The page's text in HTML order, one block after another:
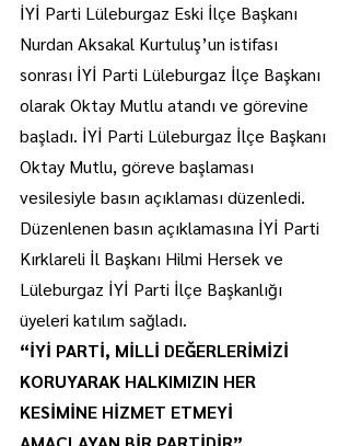
İYİ Parti Lüleburgaz Eski İlçe Başkanı
Nurdan Aksakal Kurtuluş’un istifası
sonrası İYİ Parti Lüleburgaz İlçe Başkanı
olarak Oktay Mutlu atandı ve görevine
başladı. İYİ Parti Lüleburgaz İlçe Başkanı
Oktay Mutlu, göreve başlaması
vesilesiyle basın açıklaması düzenledi.
Düzenlenen basın açıklamasına İYİ Parti
Kırklareli İl Başkanı Hilmi Hersek ve
Lüleburgaz İYİ Parti İlçe Başkanlığı
üyeleri katılım sağladı.
“İYİ PARTİ, MİLLİ DEĞERLERİMİZİ
KORUYARAK HALKIMIZIN HER
KESİMİNE HİZMET ETMEYİ